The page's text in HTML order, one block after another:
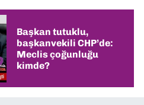
Başkan tutuklu,
başkanvekili CHP’de:
Meclis çoğunluğu
kimde?